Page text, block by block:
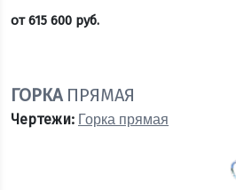
от615 600 руб.
ГОРКАПРЯМАЯ
Чертежи: Горка прямая